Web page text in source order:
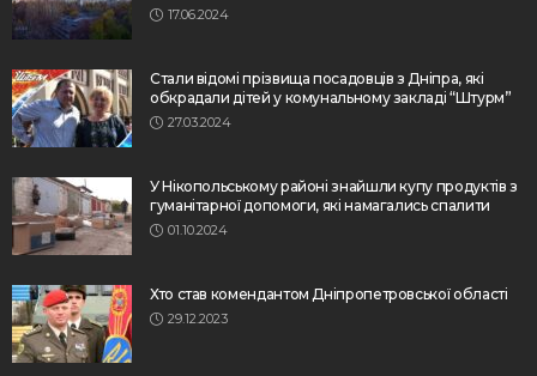
17.06.2024
Стали відомі прізвища посадовців з Дніпра, які
обкрадали дітей у комунальному закладі “Штурм”
27.03.2024
У Нікопольському районі знайшли купу продуктів з
гуманітарної допомоги, які намагались спалити
01.10.2024
Хто став комендантом Дніпропетровської області
29.12.2023